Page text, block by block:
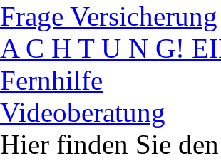
Frage Versicherung
A C H T U N G!
Fernhilfe
Videoberatung
Hier finden Sie